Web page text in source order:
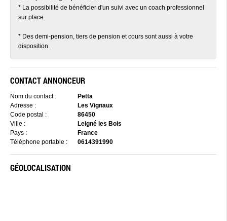
* La possibilité de bénéficier d'un suivi avec un coach professionnel
sur place
* Des demi-pension, tiers de pension et cours sont aussi à votre
disposition.
CONTACT ANNONCEUR
Nom du contact :
Petta
Adresse :
Les Vignaux
Code postal :
86450
Ville :
Leigné les Bois
Pays :
France
Téléphone portable :
0614391990
GÉOLOCALISATION